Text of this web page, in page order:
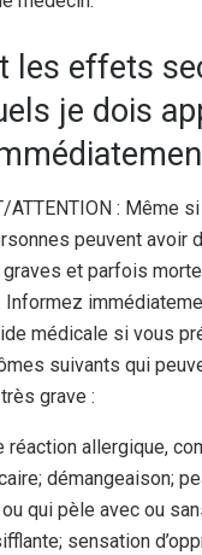
les effets
je dois
ATTENTION : Même
peuvent avoir
et parfois
Informez
médicale si vous
suivants qui
grave :
réaction allergique,
démangeaison;
qui pèle avec ou
sensation